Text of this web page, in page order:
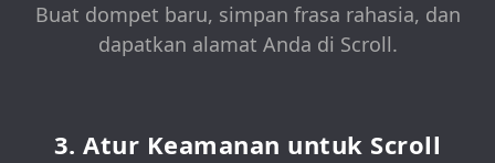
Buat dompet baru, simpan frasa rahasia, dan
dapatkan alamat Anda di Scroll.
3. Atur Keamanan untuk Scroll